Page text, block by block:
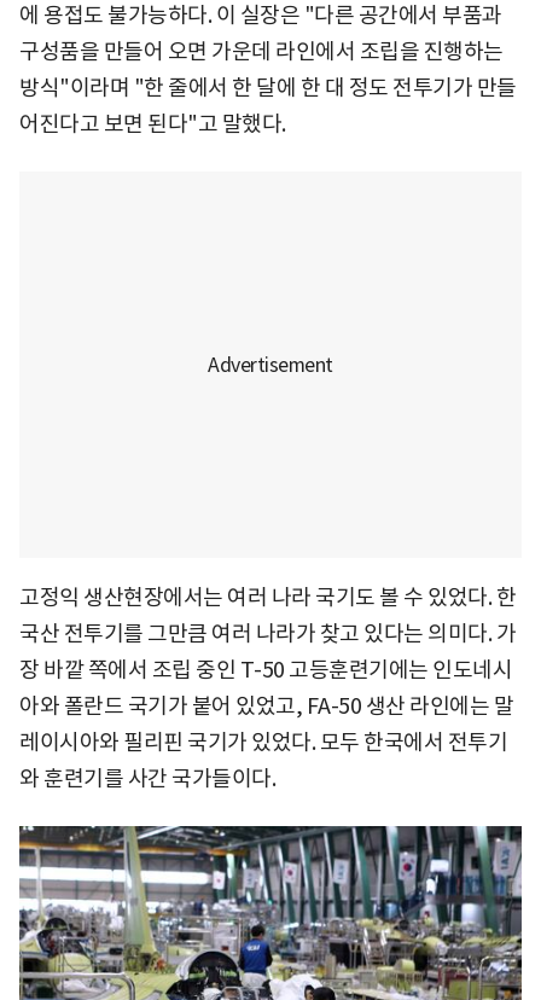
에 용접도 불가능하다. 이 실장은 "다른 공간에서 부품과
구성품을 만들어 오면 가운데 라인에서 조립을 진행하는
방식"이라며 "한 줄에서 한 달에 한 대 정도 전투기가 만들
어진다고 보면 된다"고 말했다.
고정익 생산현장에서는 여러 나라 국기도 볼 수 있었다. 한
국산 전투기를 그만큼 여러 나라가 찾고 있다는 의미다. 가
장 바깥 쪽에서 조립 중인 T-50 고등훈련기에는 인도네시
아와 폴란드 국기가 붙어 있었고, FA-50 생산 라인에는 말
레이시아와 필리핀 국기가 있었다. 모두 한국에서 전투기
와 훈련기를 사간 국가들이다.